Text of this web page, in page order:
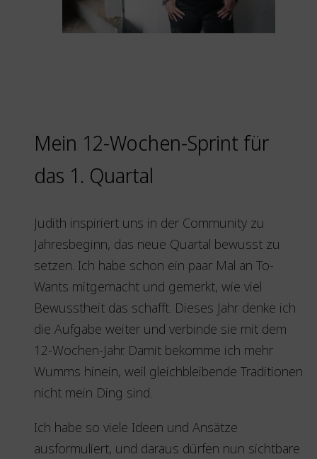
Mein 12-Wochen-Sprint für
das 1. Quartal
Judith inspiriert uns in der Community zu
Jahresbeginn, das neue Quartal bewusst zu
setzen. Ich habe schon ein paar Mal an To-
Wants mitgemacht und gemerkt, wie viel
Bewusstheit das schafft. Dieses Jahr denke ich
die Aufgabe weiter und verbinde sie mit dem
12-Wochen-Jahr. Damit bekomme ich mehr
Wumms hinein, weil gleichbleibende Traditionen
nicht mein Ding sind.
Ich habe so viele Ideen und Ansätze
ausformuliert, und daraus dürfen nun sichtbare